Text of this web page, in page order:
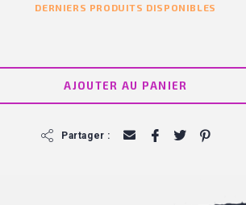
DERNIERS PRODUITS DISPONIBLES
AJOUTER AU PANIER
Partager : f